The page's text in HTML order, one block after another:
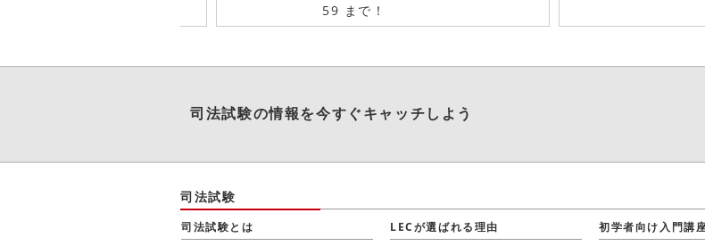
59 まで！
司法試験の情報を今すぐキャッチしよう
司法試験
司法試験とは LECが選ばれる理由 初学者向け入門講